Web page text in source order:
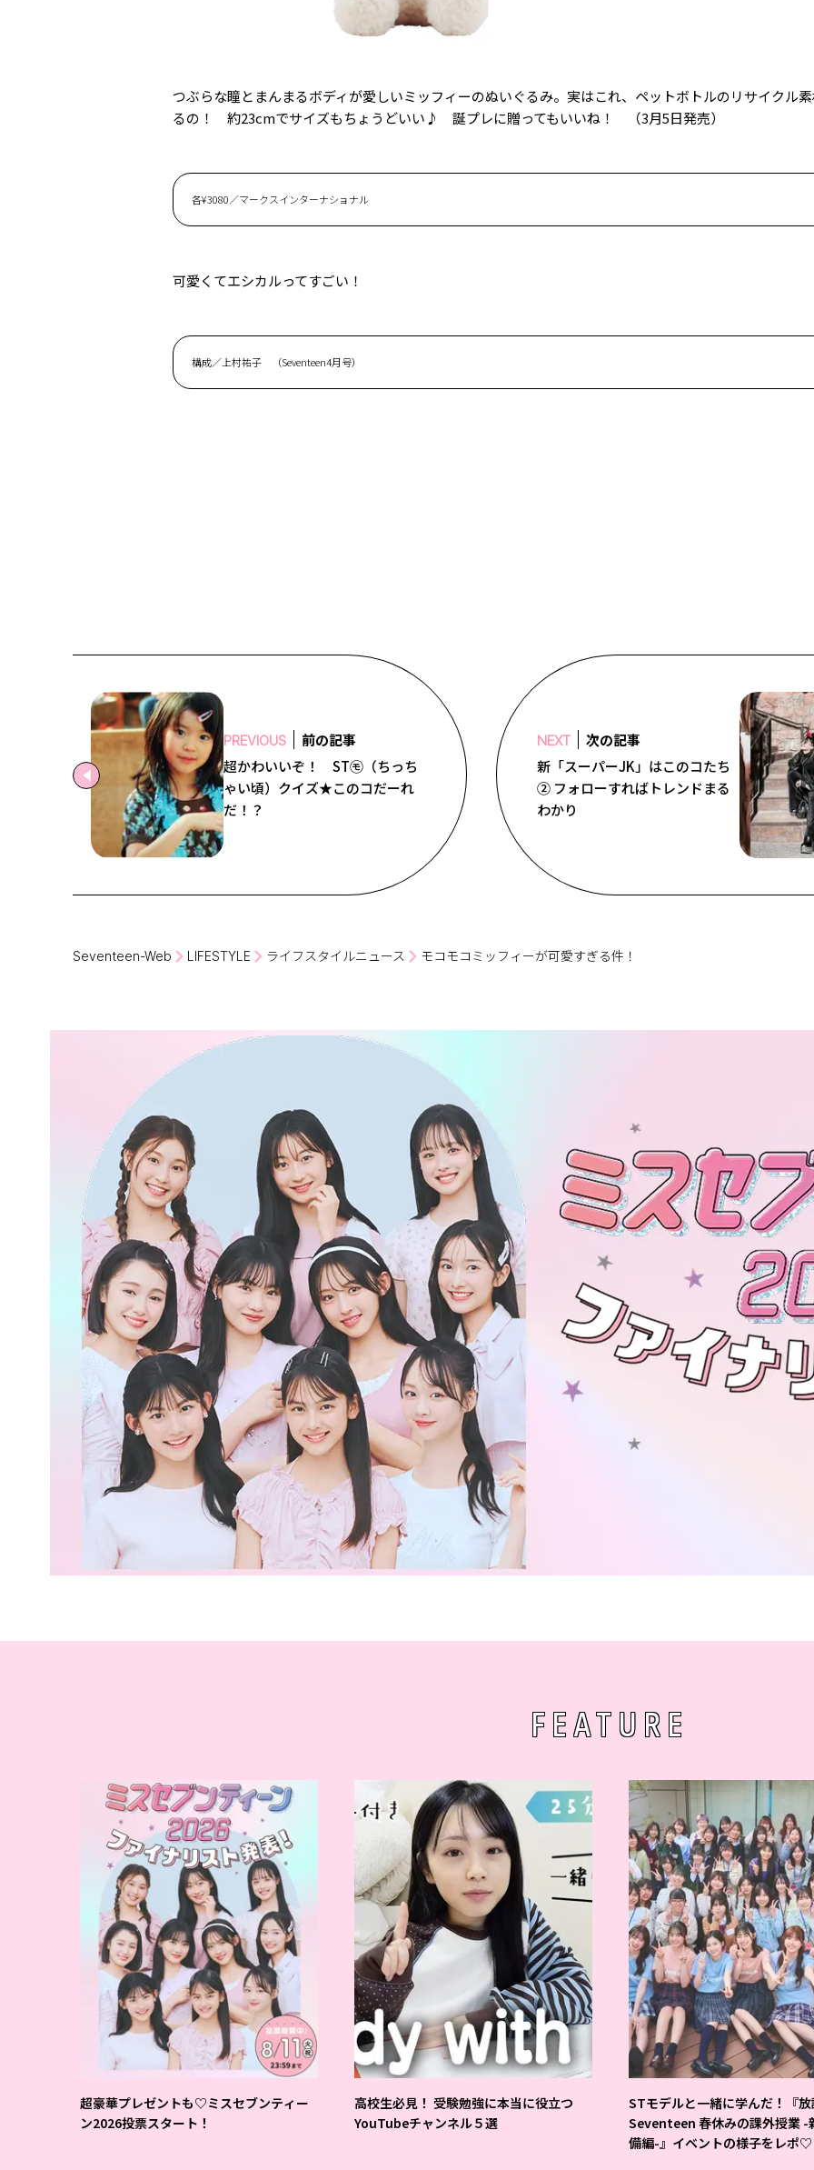
つぶらな瞳とまんまるボディが愛しいミッフィーのぬいぐるみ。実はこれ、ペットボトルのリサイクル
るの！ 約23cmでサイズもちょうどいい♪ 誕プレに贈ってもいいね！ （3月5日発売）
各¥3080／マークスインターナショナル
可愛くてエシカルってすごい！
構成／上村祐子 （Seventeen4月号）
PREVIOUS
前の記事
超かわいいぞ！ ST㋲（ちっち
ゃい頃）クイズ★このコだーれ
だ！？
NEXT
次の記事
新「スーパーJK」はこのコたち
② フォローすればトレンドまる
わかり
Seventeen-Web LIFESTYLE ライフスタイルニュース モコモコミッフィーが可愛すぎる件！
FEATURE
超豪華プレゼントも♡ミスセブンティー
ン2026投票スタート！
高校生必見！ 受験勉強に本当に役立つ
YouTubeチャンネル５選
STモデルと一緒に学んだ！『
Seventeen 春休みの課外授業 -
備編-』イベントの様子をレポ♡